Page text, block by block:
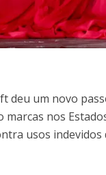
deu um novo
nos
usos